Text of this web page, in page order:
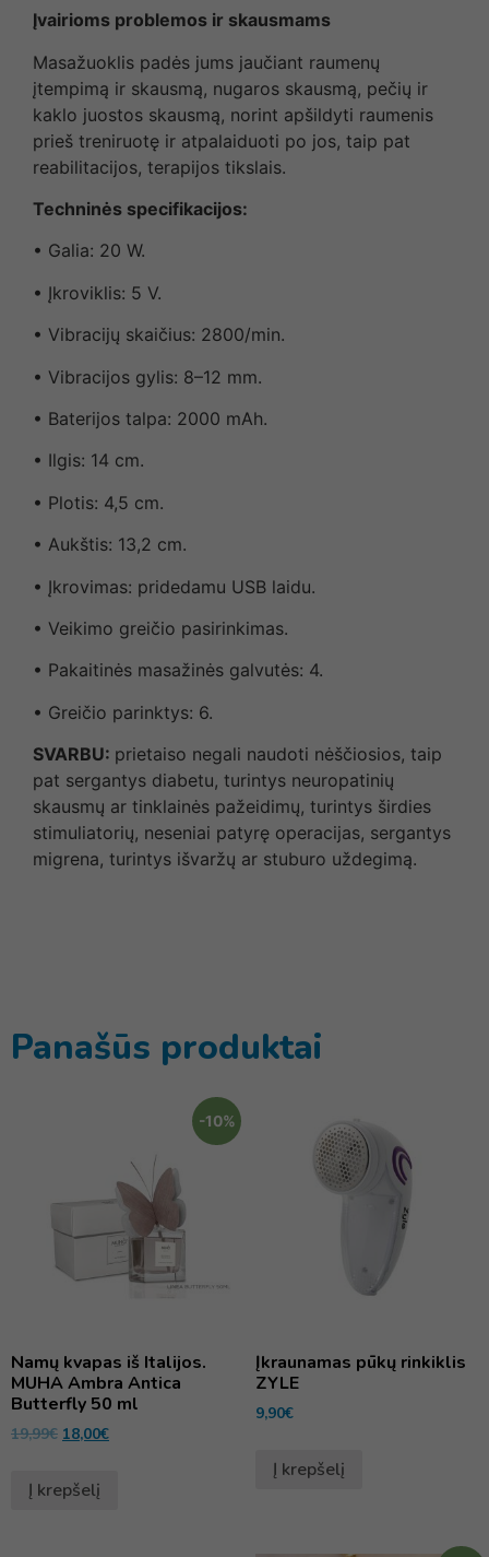
Įvairioms problemos ir skausmams
Masažuoklis padės jums jaučiant raumenų
įtempimą ir skausmą, nugaros skausmą, pečių ir
kaklo juostos skausmą, norint apšildyti raumenis
prieš treniruotę ir atpalaiduoti po jos, taip pat
reabilitacijos, terapijos tikslais.
Techninės specifikacijos:
• Galia: 20 W.
• Įkroviklis: 5 V.
• Vibracijų skaičius: 2800/min.
• Vibracijos gylis: 8–12 mm.
• Baterijos talpa: 2000 mAh.
• Ilgis: 14 cm.
• Plotis: 4,5 cm.
• Aukštis: 13,2 cm.
• Įkrovimas: pridedamu USB laidu.
• Veikimo greičio pasirinkimas.
• Pakaitinės masažinės galvutės: 4.
• Greičio parinktys: 6.
SVARBU: prietaiso negali naudoti nėščiosios, taip
pat sergantys diabetu, turintys neuropatinių
skausmų ar tinklainės pažeidimų, turintys širdies
stimuliatorių, neseniai patyrę operacijas, sergantys
migrena, turintys išvaržų ar stuburo uždegimą.
Panašūs produktai
-10%
Namų kvapas iš Italijos.
MUHA Ambra Antica
Butterfly 50 ml
19,99€ 18,00€
Į krepšelį
Įkraunamas pūkų rinkiklis
ZYLE
9,90€
Į krepšelį